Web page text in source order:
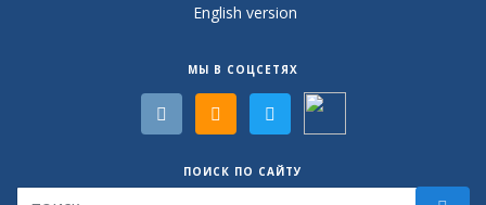
English version
МЫ В СОЦСЕТЯХ
ПОИСК ПО САЙТУ